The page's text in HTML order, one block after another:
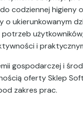
codziennej
o ukierunkowanym
i
gospodarczej i
oferty Sklep
zakres prac.